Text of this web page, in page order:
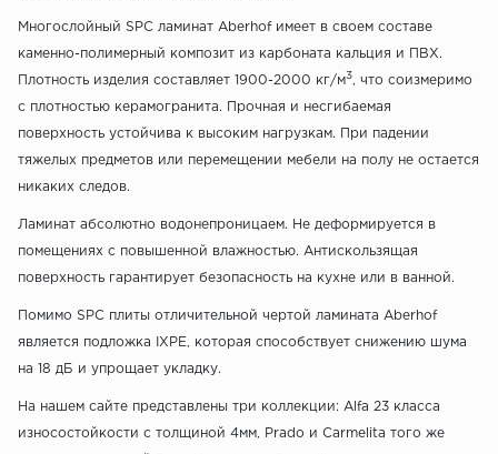
Многослойный SPC ламинат Aberhof имеет в своем составе
каменно-полимерный композит из карбоната кальция и ПВХ.
Плотность изделия составляет 1900-2000 кг/м3, что соизмеримо
с плотностью керамогранита. Прочная и несгибаемая
поверхность устойчива к высоким нагрузкам. При падении
тяжелых предметов или перемещении мебели на полу не остается
никаких следов.
Ламинат абсолютно водонепроницаем. Не деформируется в
помещениях с повышенной влажностью. Антискользящая
поверхность гарантирует безопасность на кухне или в ванной.
Помимо SPC плиты отличительной чертой ламината Aberhof
является подложка IXPE, которая способствует снижению шума
на 18 дБ и упрощает укладку.
На нашем сайте представлены три коллекции: Alfa 23 класса
износостойкости с толщиной 4мм, Prado и Carmelita того же